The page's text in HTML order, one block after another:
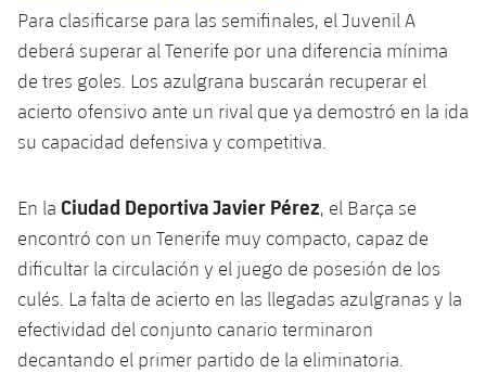
Servicios Médicos
Accesibilidad
Acreditaciones
Instalaciones
SUB8 B
Fotos
Historia
Palmarés
Fotos
Infantil B
Entradas
Resultados
Jugadors
Fotos
Palmarés
Historia
Calendario
Resultados
Clasificaciones
plusicon
más
Actualidad
Juvenil
Alevín
Campus Verano
PLUSICON
MÁS
Actualidad
Calendario
Entradas
Barça Atlètic
plusicon
más
Actualidad
Calendario
Base
plusicon
más
Actualidad
Campus Verano
Para clasificarse para las semifinales, el Juvenil A
deberá superar al Tenerife por una diferencia mínima
de tres goles. Los azulgrana buscarán recuperar el
acierto ofensivo ante un rival que ya demostró en la ida
su capacidad defensiva y competitiva.
En la Ciudad Deportiva Javier Pérez, el Barça se
encontró con un Tenerife muy compacto, capaz de
dificultar la circulación y el juego de posesión de los
culés. La falta de acierto en las llegadas azulgranas y la
efectividad del conjunto canario terminaron
decantando el primer partido de la eliminatoria.